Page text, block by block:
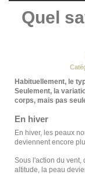
Quel
Habituellement, le
Seulement, la
corps, mais pas
En hiver
En hiver, les peaux
deviennent encore
Sous l'action du vent,
altitude, la peau